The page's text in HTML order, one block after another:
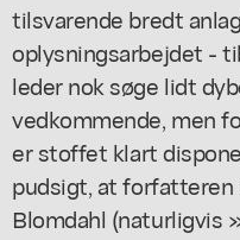
tilsvarende bredt
oplysningsarbejdet -
leder nok søge lidt
vedkommende, men
er stoffet klart
pudsigt, at forfatteren
Blomdahl (naturligvis